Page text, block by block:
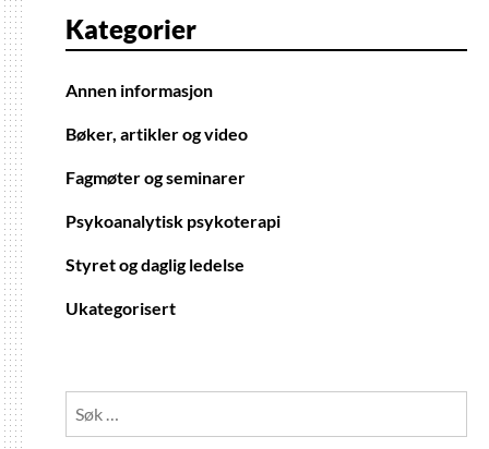
Kategorier
Annen informasjon
Bøker, artikler og video
Fagmøter og seminarer
Psykoanalytisk psykoterapi
Styret og daglig ledelse
Ukategorisert
etter: